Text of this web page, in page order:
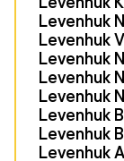
Levenhuk
Levenhuk
Levenhuk
Levenhuk
Levenhuk
Levenhuk
Levenhuk
Levenhuk